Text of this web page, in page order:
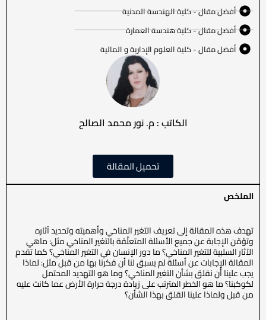
أفضل مقال - كلية الهندسة المدنية
أفضل مقال - كلية هندسة العمارة
أفضل مقال - كلية العلوم الإدارية و المالية
الكاتب : م. نور محمد الصالح
تحميل المقالة
الملخص
تهدف هذه المقالة إلى تعريف التغير المناخي وأهميته وتحديد آثاره
وتؤمّن الإجابة عن جميع الأسئلة المتعلّقة بالتغير المناخي مثل: ماهي
الآثار السلبية للتغير المناخي؟ ما دور الإنسان في التغير المناخي؟ كما تقدم
المقالة الإجابات عن أسئلة لم يسبق لنا أن فكرنا بها من قبل مثل: لماذا
يجب علينا أن نقلق بشأن التغير المناخي؟ وما هو التهديد المحتمل
لكوكبنا؟ ما هو الخطر المترتب على زيادة درجة حرارة الأرض عما كانت عليه
من قبل ولماذا علينا القلق بهذا الشأن؟